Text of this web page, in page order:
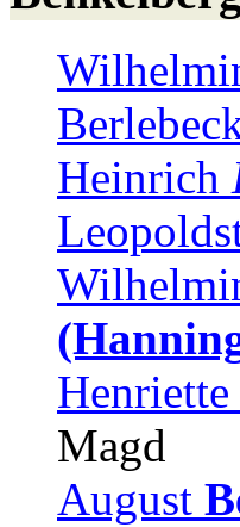
Heinrich
Henriette
Magd
August